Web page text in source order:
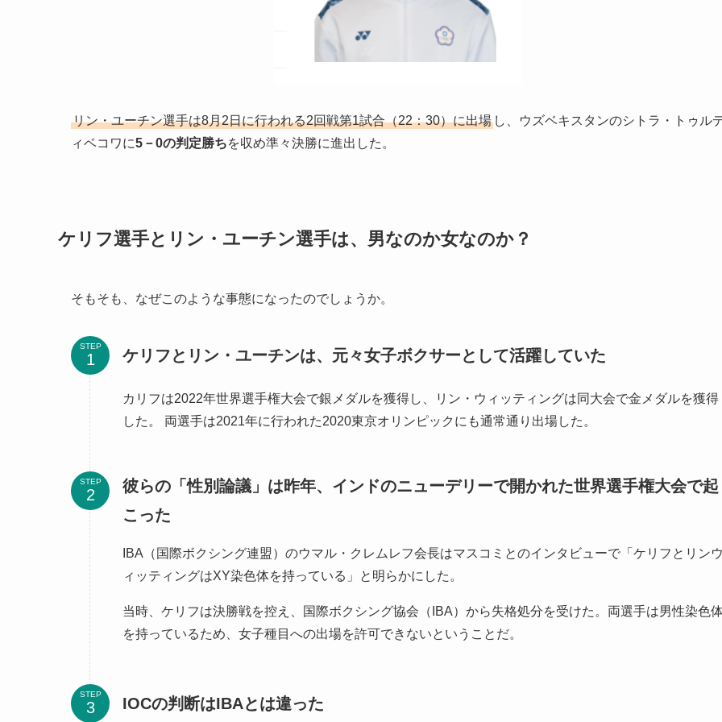
リン・ユーチン選手は8月2日に行われる2回戦第1試合（22：30）に出場 し、ウズベキスタンのシトラ・トゥル
ィベコワに5－0の判定勝ちを収め準々決勝に進出した。
ケリフ選手とリン・ユーチン選手は、男なのか女なのか？
そもそも、なぜこのような事態になったのでしょうか。
STEP ケリフとリン・ユーチンは、元々女子ボクサーとして活躍していた
カリフは2022年世界選手権大会で銀メダルを獲得し、リン・ウィッティングは同大会で金メダルを獲得
した。 両選手は2021年に行われた2020東京オリンピックにも通常通り出場した。
STEP
彼らの「性別論議」は昨年、インドのニューデリーで開かれた世界選手権大会で起
こった
IBA（国際ボクシング連盟）のウマル・クレムレフ会長はマスコミとのインタビューで「ケリフとリン
ィッティングはXY染色体を持っている」と明らかにした。
当時、ケリフは決勝戦を控え、国際ボクシング協会（IBA）から失格処分を受けた。両選手は男性染色
を持っているため、女子種目への出場を許可できないということだ。
STEP IOCの判断はIBAとは違った